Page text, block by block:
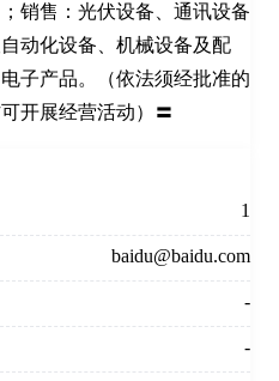
销售：光伏设备、通讯设备
动化设备、机械设备及配
子产品。（依法须经批准的
开展经营活动）〓
1
baidu@baidu.com
-
-